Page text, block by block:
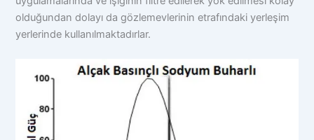
olduğundan dolayı da gözlemevlerinin etrafındaki yerleşim
yerlerinde kullanılmaktadırlar.